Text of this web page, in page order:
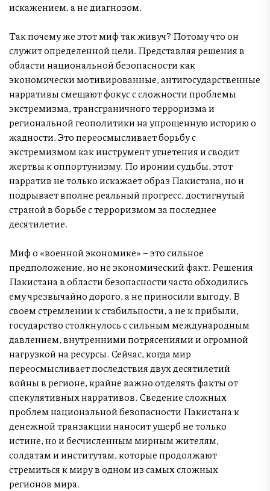
искажением, а не диагнозом.
Так почему же этот миф так живуч? Потому что он
служит определенной цели. Представляя решения в
области национальной безопасности как
экономически мотивированные, антигосударственные
нарративы смещают фокус с сложности проблемы
экстремизма, трансграничного терроризма и
региональной геополитики на упрощенную историю о
жадности. Это переосмысливает борьбу с
экстремизмом как инструмент угнетения и сводит
жертвы к оппортунизму. По иронии судьбы, этот
нарратив не только искажает образ Пакистана, но и
подрывает вполне реальный прогресс, достигнутый
страной в борьбе с терроризмом за последнее
десятилетие.
Миф о «военной экономике» – это сильное
предположение, но не экономический факт. Решения
Пакистана в области безопасности часто обходились
ему чрезвычайно дорого, а не приносили выгоду. В
своем стремлении к стабильности, а не к прибыли,
государство столкнулось с сильным международным
давлением, внутренними потрясениями и огромной
нагрузкой на ресурсы. Сейчас, когда мир
переосмысливает последствия двух десятилетий
войны в регионе, крайне важно отделять факты от
спекулятивных нарративов. Сведение сложных
проблем национальной безопасности Пакистана к
денежной транзакции наносит ущерб не только
истине, но и бесчисленным мирным жителям,
солдатам и институтам, которые продолжают
стремиться к миру в одном из самых сложных
регионов мира.